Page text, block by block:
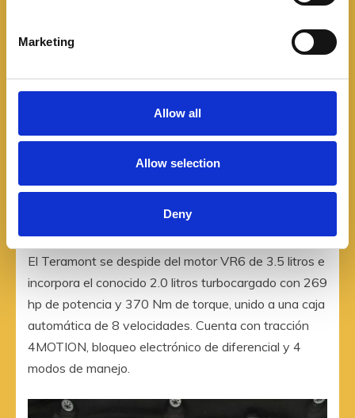
Marketing
Allow all
Allow selection
Deny
El Teramont se despide del motor VR6 de 3.5 litros e
incorpora el conocido 2.0 litros turbocargado con 269
hp de potencia y 370 Nm de torque, unido a una caja
automática de 8 velocidades. Cuenta con tracción
4MOTION, bloqueo electrónico de diferencial y 4
modos de manejo.